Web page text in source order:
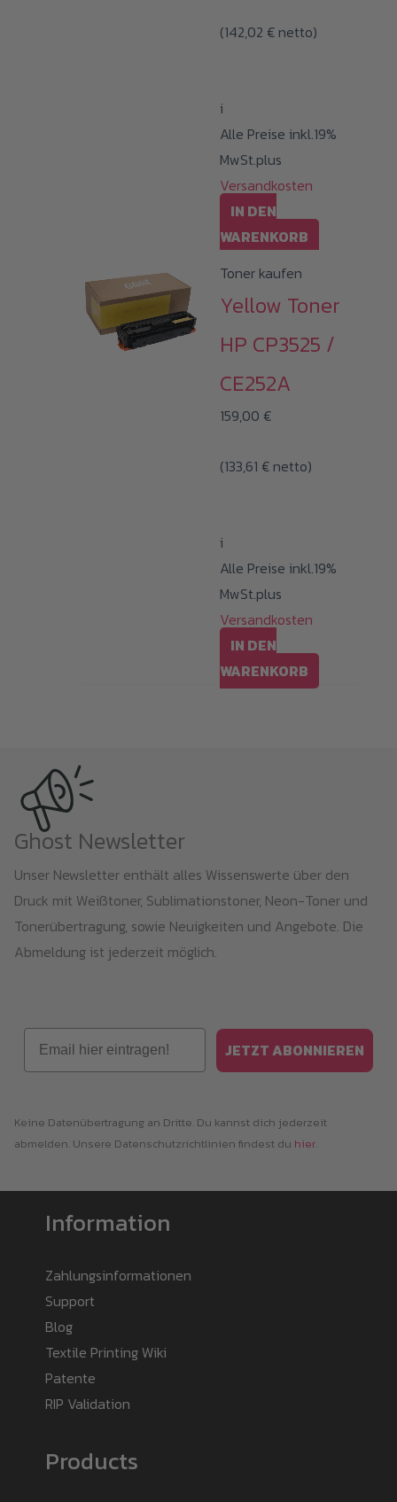
(142,02 € netto)
i
Alle Preise inkl.19%
MwSt.plus
Versandkosten
IN DEN
WARENKORB
Toner kaufen
Yellow Toner
HP CP3525 /
CE252A
159,00 €
(133,61 € netto)
i
Alle Preise inkl.19%
MwSt.plus
Versandkosten
IN DEN
WARENKORB
Ghost Newsletter
Unser Newsletter enthält alles Wissenswerte über den
Druck mit Weißtoner, Sublimationstoner, Neon-Toner und
Tonerübertragung, sowie Neuigkeiten und Angebote. Die
Abmeldung ist jederzeit möglich.
Email
JETZT ABONNIEREN
Keine Datenübertragung an Dritte. Du kannst dich jederzeit
abmelden. Unsere Datenschutzrichtlinien findest du hier.
Information
Zahlungsinformationen
Support
Blog
Textile Printing Wiki
Patente
RIP Validation
Products